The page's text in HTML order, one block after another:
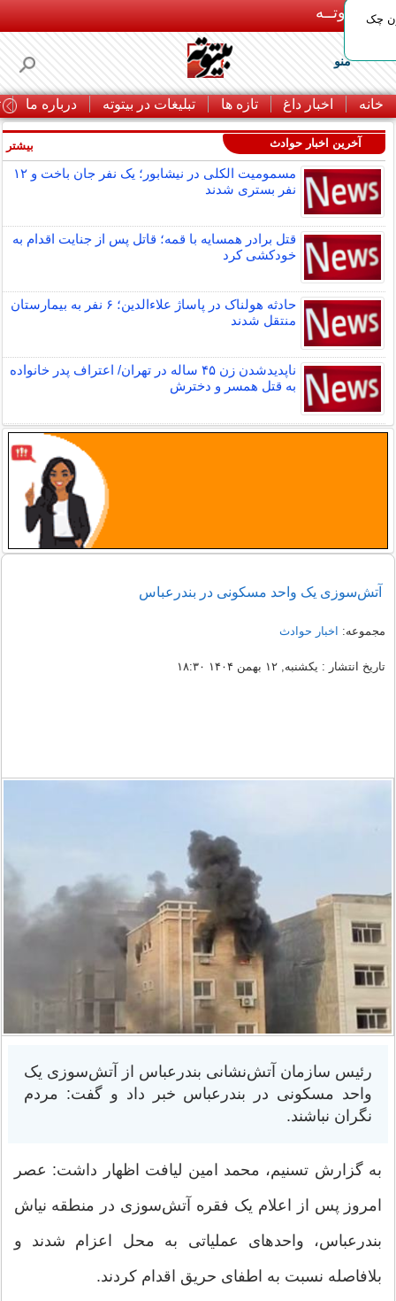
بـیتوتــه
منو
خانه اخبار داغ تازه ها تبلیغات در بیتوته درباره ما
چک
آخرین اخبار حوادث
مسمومیت الکلی در نیشابور؛ یک نفر جان باخت و ۱۲
نفر بستری شدند
قتل برادر همسایه با قمه؛ قاتل پس از جنایت اقدام به
خودکشی کرد
حادثه هولناک در پاساژ علاءالدین؛ ۶ نفر به بیمارستان
منتقل شدند
ناپدیدشدن زن ۴۵ ساله در تهران/ اعتراف پدر خانواده
به قتل همسر و دخترش
بیشتر
آتش‌سوزی یک واحد مسکونی در بندرعباس
مجموعه: اخبار حوادث
تاریخ انتشار : یکشنبه, ۱۲ بهمن ۱۴۰۴ ۱۸:۳۰
رئیس سازمان آتش‌نشانی بندرعباس از آتش‌سوزی ‌یک
واحد مسکونی در بندرعباس خبر داد و گفت: مردم
نگران نباشند.
به گزارش تسنیم، محمد امین لیافت اظهار داشت: عصر
امروز پس از اعلام یک فقره آتش‌سوزی در منطقه نیاش
بندرعباس، واحدهای عملیاتی به محل اعزام شدند و
بلافاصله نسبت به اطفای حریق اقدام کردند.